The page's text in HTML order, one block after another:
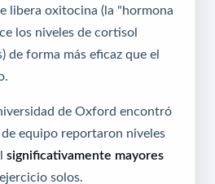
libera oxitocina (la "hormona
los niveles de cortisol
de forma más eficaz que el
de Oxford encontró
equipo reportaron niveles
significativamente mayores
solos.